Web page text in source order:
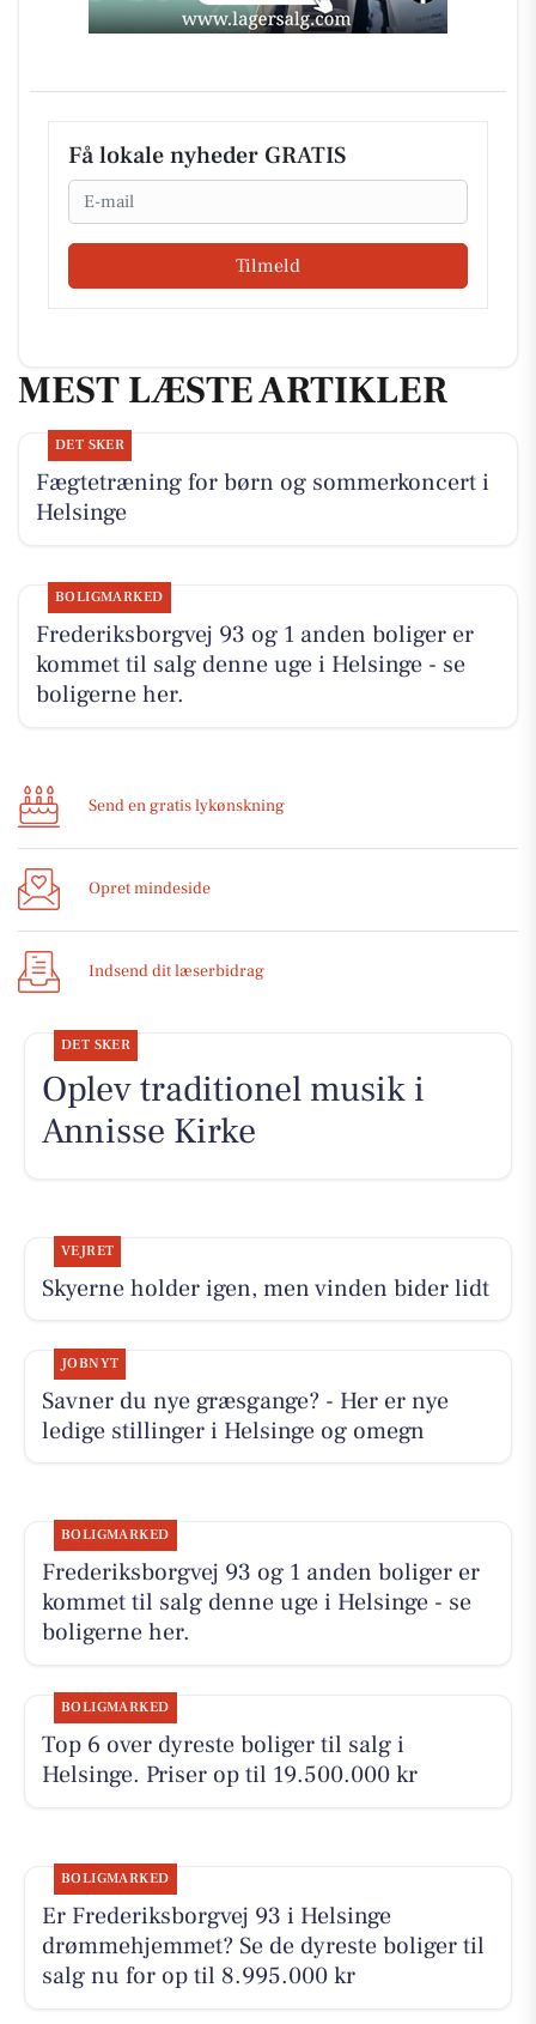
Få lokale nyheder GRATIS
Email
Tilmeld
MEST LÆSTE ARTIKLER
DET SKER
Fægtetræning for børn og sommerkoncert i
Helsinge
BOLIGMARKED
Frederiksborgvej 93 og 1 anden boliger er
kommet til salg denne uge i Helsinge - se
boligerne her.
Send en gratis lykønskning
Opret mindeside
Indsend dit læserbidrag
DET SKER
Oplev traditionel musik i
Annisse Kirke
VEJRET
Skyerne holder igen, men vinden bider lidt
JOBNYT
Savner du nye græsgange? - Her er nye
ledige stillinger i Helsinge og omegn
BOLIGMARKED
Frederiksborgvej 93 og 1 anden boliger er
kommet til salg denne uge i Helsinge - se
boligerne her.
BOLIGMARKED
Top 6 over dyreste boliger til salg i
Helsinge. Priser op til 19.500.000 kr
BOLIGMARKED
Er Frederiksborgvej 93 i Helsinge
drømmehjemmet? Se de dyreste boliger til
salg nu for op til 8.995.000 kr